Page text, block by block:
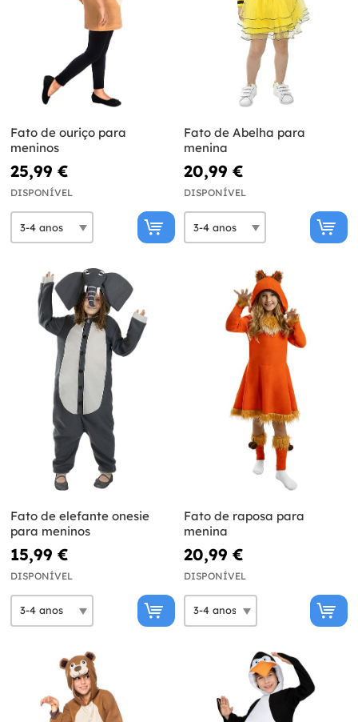
Fato de ouriço para
meninos
25,99 €
DISPONÍVEL
Fato de Abelha para
menina
20,99 €
DISPONÍVEL
Fato de elefante onesie
para meninos
15,99 €
DISPONÍVEL
Fato de raposa para
menina
20,99 €
DISPONÍVEL